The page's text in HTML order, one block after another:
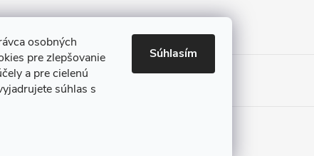
osobných
pre zlepšovanie
a pre cielenú
súhlas s
Súhlasím